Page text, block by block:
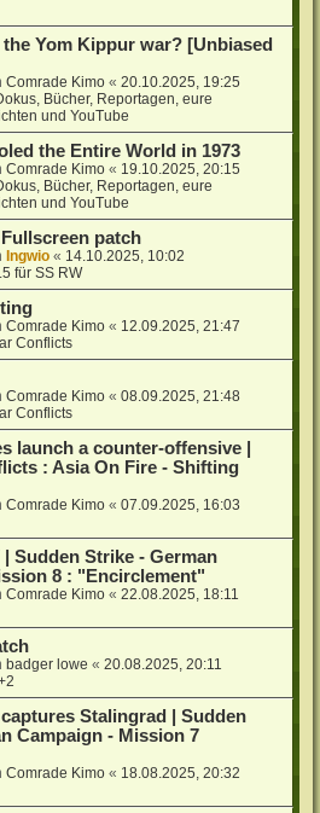
Yom Kippur war? [Unbiased
Comrade Kimo «20.10.2025, 19:25
Bücher, Reportagen, eure
und YouTube
the Entire World in 1973
Comrade Kimo « 19.10.2025, 20:15
Bücher, Reportagen, eure
und YouTube
patch
Ingwio « 14.10.2025, 10:02
für SS RW
Comrade Kimo « 12.09.2025, 21:47
Conflicts
Comrade Kimo «08.09.2025, 21:48
Conflicts
launch a counter-offensive |
: Asia On Fire - Shifting
Comrade Kimo «07.09.2025, 16:03
Sudden Strike - German
8 : "Encirclement"
Comrade Kimo «22.08.2025, 18:11
badger lowe «20.08.2025, 20:11
Stalingrad | Sudden
Campaign - Mission 7
Comrade Kimo « 18.08.2025, 20:32